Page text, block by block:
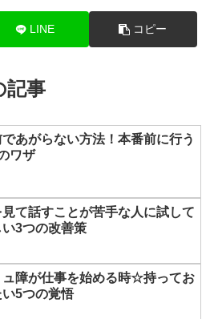
LINE コピー
記事
であがらない方法！本番前に行う
ワザ
見て話すことが苦手な人に試して
3つの改善策
ュ障が仕事を始める時☆持ってお
い5つの覚悟